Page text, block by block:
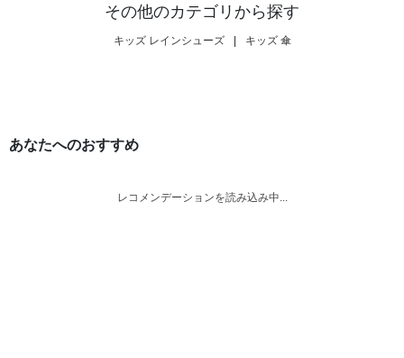
その他のカテゴリから探す
キッズ レインシューズ | キッズ 傘
あなたへのおすすめ
レコメンデーションを読み込み中...